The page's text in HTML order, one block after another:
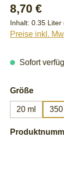
Regulärer Preis:
8,70 €
Inhalt: 0.35 Liter
Preise inkl.
Sofort
Größe
20 ml 350